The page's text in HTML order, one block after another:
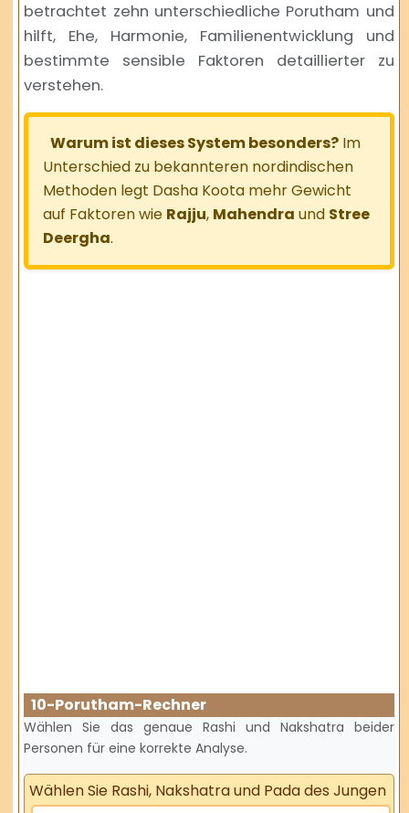
betrachtet zehn unterschiedliche Porutham und
hilft, Ehe, Harmonie, Familienentwicklung und
bestimmte sensible Faktoren detaillierter zu
verstehen.
Warum ist dieses System besonders? Im
Unterschied zu bekannteren nordindischen
Methoden legt Dasha Koota mehr Gewicht
auf Faktoren wie Rajju, Mahendra und Stree
Deergha.
10-Porutham-Rechner
Wählen Sie das genaue Rashi und Nakshatra beider
Personen für eine korrekte Analyse.
Wählen Sie Rashi, Nakshatra und Pada des Jungen